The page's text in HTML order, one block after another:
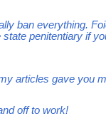
ban everything.
penitentiary if
articles gave you
off to work!